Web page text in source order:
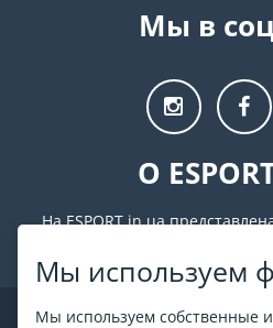
Мы используем
Мы используем собственные
Мы в
О
На ESPORT.in.ua
работаем
©ESPORT